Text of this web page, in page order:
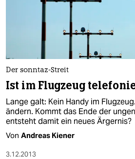
Der sonntaz-Streit
Ist im Flugzeug
Lange galt: Kein Handy im
ändern. Kommt das Ende der
entsteht damit ein neues Ärgernis?
Von Andreas Kiener
3.12.2013